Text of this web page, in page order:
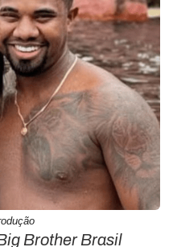
Brother Brasil